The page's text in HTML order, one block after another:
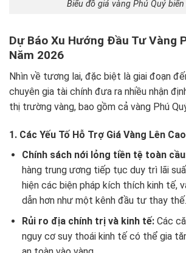
Biểu đồ giá vàng Phú Quý
Dự Báo Xu Hướng Đầu Tư Vàng
Năm 2026
Nhìn về tương lai, đặc biệt là giai đoạn
chuyên gia tài chính đưa ra nhiều nhận
thị trường vàng, bao gồm cả vàng Phú
1. Các Yếu Tố Hỗ Trợ Giá Vàng Lên
Chính sách nới lỏng tiền tệ toàn
hàng trung ương tiếp tục duy trì lãi
hiện các biện pháp kích thích kinh tế,
dẫn hơn như một kênh đầu tư thay thế.
Rủi ro địa chính trị và kinh tế:Các
nguy cơ suy thoái kinh tế có thể gia